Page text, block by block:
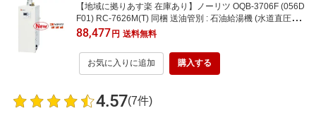
【地域に拠りあす楽 在庫あり】ノーリツ OQB-3706F (056D
F01) RC-7626M(T) 同梱 送油管別 : 石油給湯機 (水道直圧式)
(屋内外据置) (強制排気) ∴灯油 ボイラー 3万キロ 据置 (旧 O
QB-3704F 後継)
88,477円 送料無料
お気に入りに追加 購入する
4.57(7件)